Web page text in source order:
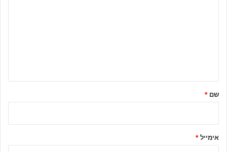
ל
שם *
אימייל*